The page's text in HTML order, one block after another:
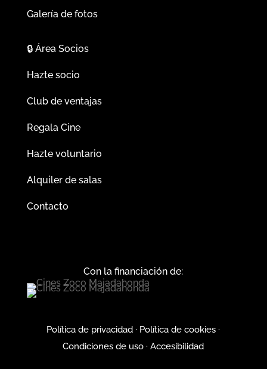
Galería de fotos
🔒Área Socios
Hazte socio
Club de ventajas
Regala Cine
Hazte voluntario
Alquiler de salas
Contacto
Con la financiación de:
Política de privacidad · Política de cookies ·
Condiciones de uso ·Accesibilidad